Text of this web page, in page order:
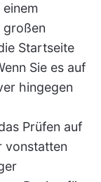
großen
Startseite
Sie es auf
hingegen
Prüfen auf
vonstatten